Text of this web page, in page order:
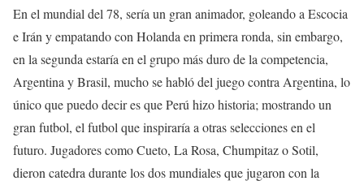
En el mundial del 78, sería un gran animador, goleando a Escocia
e Irán y empatando con Holanda en primera ronda, sin embargo,
en la segunda estaría en el grupo más duro de la competencia,
Argentina y Brasil, mucho se habló del juego contra Argentina, lo
único que puedo decir es que Perú hizo historia; mostrando un
gran futbol, el futbol que inspiraría a otras selecciones en el
futuro. Jugadores como Cueto, La Rosa, Chumpitaz o Sotil,
dieron catedra durante los dos mundiales que jugaron con la